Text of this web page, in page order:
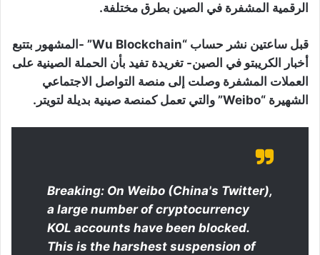
الرقمية المشفرة في الصين بطرق مختلفة.
قبل ساعتين نشر حساب “Wu Blockchain” -المشهور بتتبع
أخبار الكريبتو في الصين- تغريدة تفيد بأن الحملة الصينية على
العملات المشفرة وصلت إلى منصة التواصل الاجتماعي
الشهيرة “Weibo” والتي تعمل كمنصة صينية بديلة لتويتر.
Breaking: On Weibo (China's Twitter),
a large number of cryptocurrency
KOL accounts have been blocked.
This is the harshest suspension of